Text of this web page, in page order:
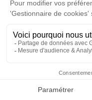
Faire-part
Cérémonie civile
Cimetière de
23110 Évaux-les-